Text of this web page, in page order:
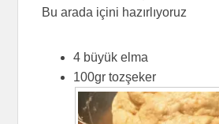
Bu arada içini hazırlıyoruz
4 büyük elma
100gr tozşeker